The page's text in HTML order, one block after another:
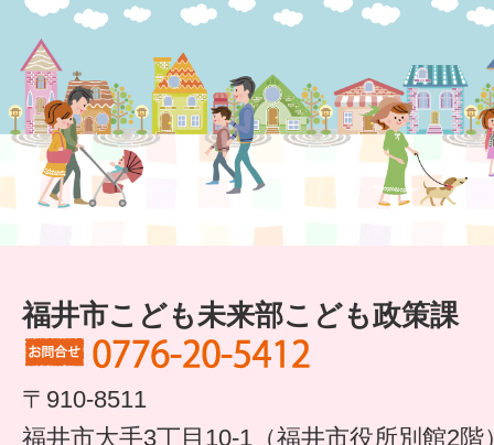
福井市こども未来部こども政策課
〒910-8511
福井市大手3丁目10-1（福井市役所別館2階
就学後〜
子育てマップ
イベントレポート
なるほどコラム
はぐくむ.net相談コーナー
みんなの知恵袋
子育て情報誌「ほっと」